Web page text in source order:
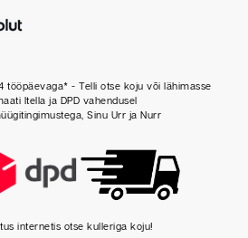
tööpäevaga* - Telli otse koju või lähimasse
Itella ja DPD vahendusel
Sinu Urr ja Nurr
internetis otse kulleriga koju!